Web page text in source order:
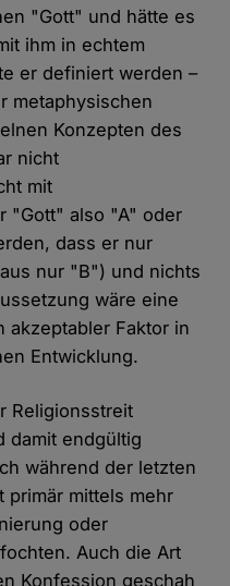
"Gott" und hätte es
ihm in echtem
er definiert werden –
metaphysischen
Konzepten des
nicht
mit
"Gott" also "A" oder
dass er nur
nur "B") und nichts
wäre eine
akzeptabler Faktor in
Entwicklung.
Religionsstreit
damit endgültig
während der letzten
primär mittels mehr
oder
Auch die Art
Konfession geschah